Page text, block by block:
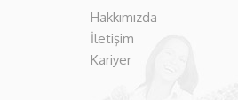
Hakkımızda
İletişim
Kariyer